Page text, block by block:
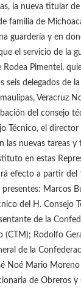
la nueva titular
familia de
guardería y en
el servicio de la
Pimentel,
seis delegados de
Veracruz
del consejo
Técnico, el
las nuevas tareas
en estas
efecto a partir del
presentes: Marcos
del H. Consejo
de la
(CTM); Rodolfo
de la
Noé Mario Moreno
de Obreros y